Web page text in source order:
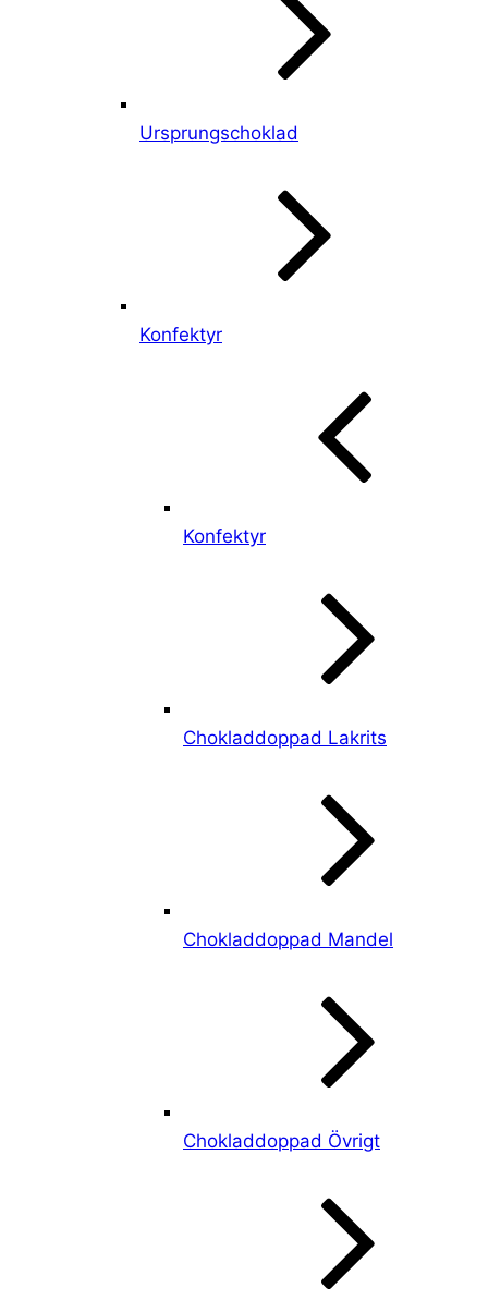
Ursprungschoklad
Konfektyr
Konfektyr
Chokladdoppad Lakrits
Chokladdoppad Mandel
Chokladdoppad Övrigt